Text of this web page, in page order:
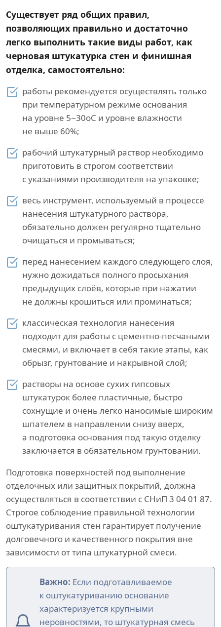
Существует ряд общих правил,
позволяющих правильно и достаточно
легко выполнить такие виды работ, как
черновая штукатурка стен и финишная
отделка, самостоятельно:
работы рекомендуется осуществлять только
при температурном режиме основания
на уровне 5−30оС и уровне влажности
не выше 60%;
рабочий штукатурный раствор необходимо
приготовить в строгом соответствии
с указаниями производителя на упаковке;
весь инструмент, используемый в процессе
нанесения штукатурного раствора,
обязательно должен регулярно тщательно
очищаться и промываться;
перед нанесением каждого следующего слоя,
нужно дожидаться полного просыхания
предыдущих слоёв, которые при нажатии
не должны крошиться или проминаться;
классическая технология нанесения
подходит для работы с цементно-песчаными
смесями, и включает в себя такие этапы, как
обрызг, грунтование и накрывной слой;
растворы на основе сухих гипсовых
штукатурок более пластичные, быстро
сохнущие и очень легко наносимые широким
шпателем в направлении снизу вверх,
а подготовка основания под такую отделку
заключается в обязательном грунтовании.
Подготовка поверхностей под выполнение
отделочных или защитных покрытий, должна
осуществляться в соответствии с СНиП 3 04 01 87.
Строгое соблюдение правильной технологии
оштукатуривания стен гарантирует получение
долговечного и качественного покрытия вне
зависимости от типа штукатурной смеси.
Важно: Если подготавливаемое
к оштукатуриванию основание
характеризуется крупными
неровностями, то штукатурная смесь